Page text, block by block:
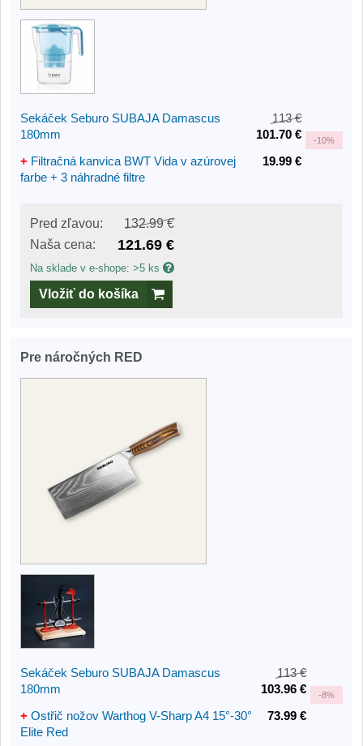
Sekáček Seburo SUBAJA Damascus
180mm
113 €
101.70 €
-10%
+ Filtračná kanvica BWT Vida v azúrovej
farbe + 3 náhradné filtre
19.99 €
Pred zľavou:
132.99 €
Naša cena:
121.69 €
Na sklade v e-shope: >5 ks
Vložiť do košíka
Pre náročných RED
Sekáček Seburo SUBAJA Damascus
180mm
113 €
103.96 €
-8%
+ Ostřič nožov Warthog V-Sharp A4 15°-30°
Elite Red
73.99 €